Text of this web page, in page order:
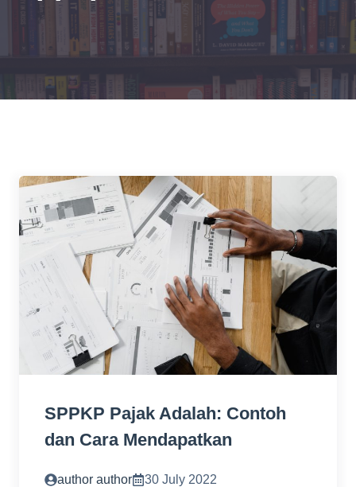
SPPKP Pajak Adalah: Contoh
dan Cara Mendapatkan
author author 30 July 2022